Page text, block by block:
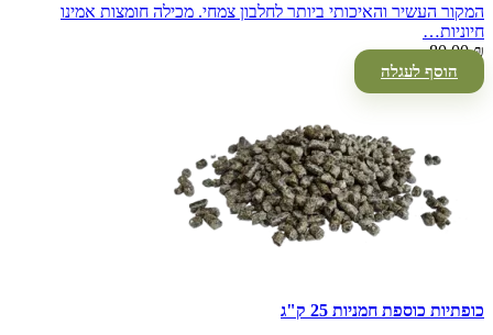
המקור העשיר והאיכותי ביותר לחלבון צמחי. מכילה חומצות אמינו
חיוניות…
80.00₪
הוסף לעגלה
כופתיות כוספת חמניות 25 ק"ג